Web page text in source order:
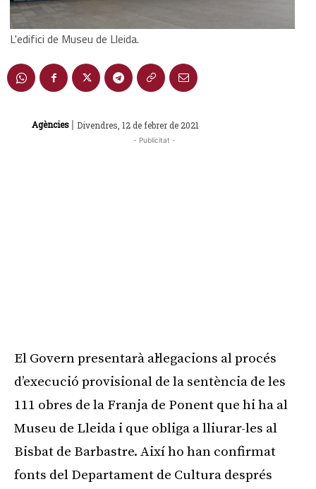
L'edifici de Museu de Lleida.
Agències | Divendres, 12 de febrer de 2021
- Publicitat -
El Govern presentarà al·legacions al procés
d’execució provisional de la sentència de les
111 obres de la Franja de Ponent que hi ha al
Museu de Lleida i que obliga a lliurar-les al
Bisbat de Barbastre. Així ho han confirmat
fonts del Departament de Cultura després